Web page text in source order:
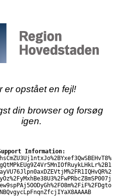
er opstået en fejl!
din browser og forsøg
igen.
Information: